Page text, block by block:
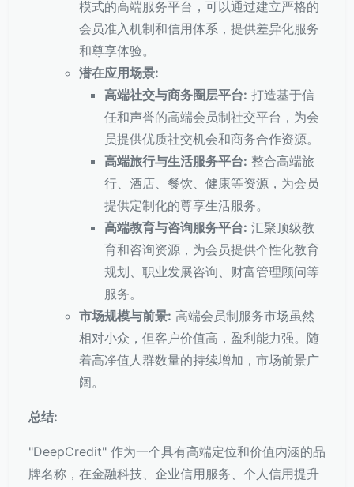
模式的高端服务平台，可以通过建立严格的
会员准入机制和信用体系，提供差异化服务
和尊享体验。
潜在应用场景:
高端社交与商务圈层平台: 打造基于信
任和声誉的高端会员制社交平台，为会
员提供优质社交机会和商务合作资源。
高端旅行与生活服务平台: 整合高端旅
行、酒店、餐饮、健康等资源，为会员
提供定制化的尊享生活服务。
高端教育与咨询服务平台: 汇聚顶级教
育和咨询资源，为会员提供个性化教育
规划、职业发展咨询、财富管理顾问等
服务。
市场规模与前景: 高端会员制服务市场虽然
相对小众，但客户价值高，盈利能力强。随
着高净值人群数量的持续增加，市场前景广
阔。
总结:
"DeepCredit" 作为一个具有高端定位和价值内涵的品
牌名称，在金融科技、企业信用服务、个人信用提升